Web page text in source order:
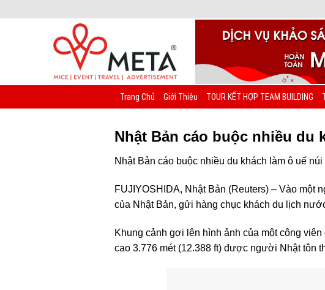
Trang Chủ Giới Thiệu TOUR KẾT HỢP TEAM BUILDING
Nhật Bản cáo buộc nhiều du
Nhật Bản cáo buộc nhiều du khách làm ô uế
FUJIYOSHIDA, Nhật Bản (Reuters) – Vào một
của Nhật Bản, gửi hàng chục khách du lịch
Khung cảnh gợi lên hình ảnh của một công
cao 3.776 mét (12.388 ft) được người Nhật tôn